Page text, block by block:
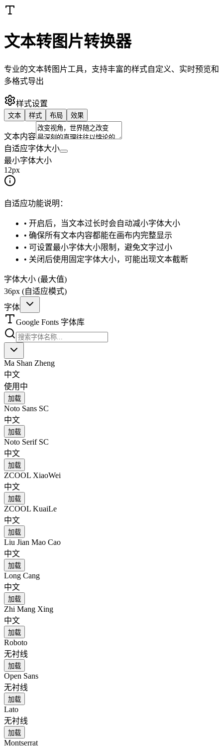
文本转图片转换器
专业的文本转图片工具，支持丰富的样式自定义、实时预览和
多格式导出
样式设置
文本 样式 布局 效果
文本内容
自适应字体大小
最小字体大小
12px
自适应功能说明：
• 开启后，当文本过长时会自动减小字体大小
• 确保所有文本内容都能在画布内完整显示
• 可设置最小字体大小限制，避免文字过小
• 关闭后使用固定字体大小，可能出现文本截断
字体大小 (最大值)
36px (自适应模式)
字体
Google Fonts 字体库
Ma Shan Zheng
中文
使用中
加载
Noto Sans SC
中文
加载
Noto Serif SC
中文
加载
ZCOOL XiaoWei
中文
加载
ZCOOL KuaiLe
中文
加载
Liu Jian Mao Cao
中文
加载
Long Cang
中文
加载
Zhi Mang Xing
中文
加载
Roboto
无衬线
加载
Open Sans
无衬线
加载
Lato
无衬线
加载
Montserrat